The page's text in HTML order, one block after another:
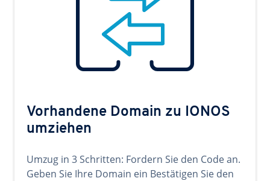
Vorhandene Domain zu IONOS
umziehen
Umzug in 3 Schritten: Fordern Sie den Code an.
Geben Sie Ihre Domain ein Bestätigen Sie den